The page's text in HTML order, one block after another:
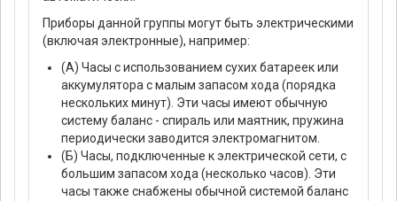
Приборы данной группы могут быть электрическими
(включая электронные), например:
(А) Часы с использованием сухих батареек или
аккумулятора с малым запасом хода (порядка
нескольких минут). Эти часы имеют обычную
систему баланс - спираль или маятник, пружина
периодически заводится электромагнитом.
(Б) Часы, подключенные к электрической сети, с
большим запасом хода (несколько часов). Эти
часы также снабжены обычной системой баланс